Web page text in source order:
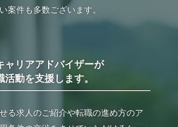
案件も多数ございます。
ャリアアドバイザーが
活動を支援します。
る求人のご紹介や転職の進め方のア